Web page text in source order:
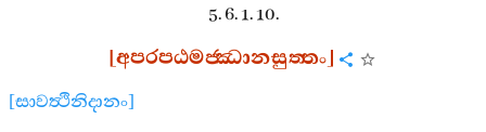
5. 6. 1. 10.
[අපරපඨමජ‍්ඣානසුත‍්තං]
[සාවත්‍ථිනිදානං]